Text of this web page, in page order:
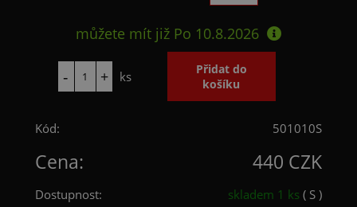
můžete mít již Po 10.8.2026
ks
Kód: 501010S
Cena: 440 CZK
Dostupnost: skladem 1 ks( S )